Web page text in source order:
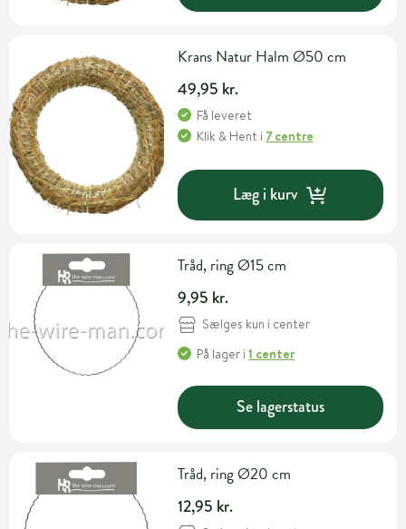
Krans Natur Halm Ø50 cm
49,95 kr.
Få leveret
Klik & Hent i 7 centre
Læg i kurv
Tråd, ring Ø15 cm
9,95 kr.
Sælges kun i center
På lager i1 center
Se lagerstatus
Tråd, ring Ø20 cm
12,95 kr.